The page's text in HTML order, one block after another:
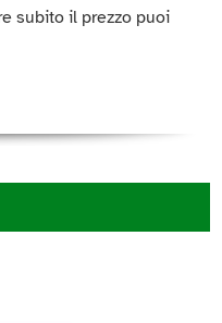
subito il prezzo puoi